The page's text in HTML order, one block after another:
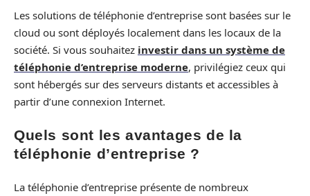
Les solutions de téléphonie d’entreprise sont basées sur le
cloud ou sont déployés localement dans les locaux de la
société. Si vous souhaitez investir dans un système de
téléphonie d’entreprise moderne, privilégiez ceux qui
sont hébergés sur des serveurs distants et accessibles à
partir d’une connexion Internet.
Quels sont les avantages de la
téléphonie d’entreprise ?
La téléphonie d’entreprise présente de nombreux